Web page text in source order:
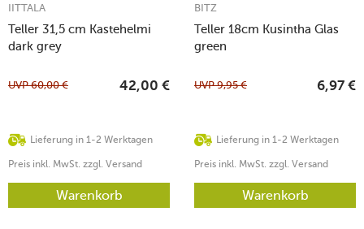
Teller 31,5 cm Kastehelmi
dark grey
IITTALA
Lieferung in 1-2 Werktagen
UVP60,00 € 42,00 €
Preis inkl. MwSt. zzgl. Versand
Warenkorb
Teller 18cm Kusintha Glas
green
BITZ
Lieferung in 1-2 Werktagen
UVP9,95 € 6,97 €
Preis inkl. MwSt. zzgl. Versand
Warenkorb